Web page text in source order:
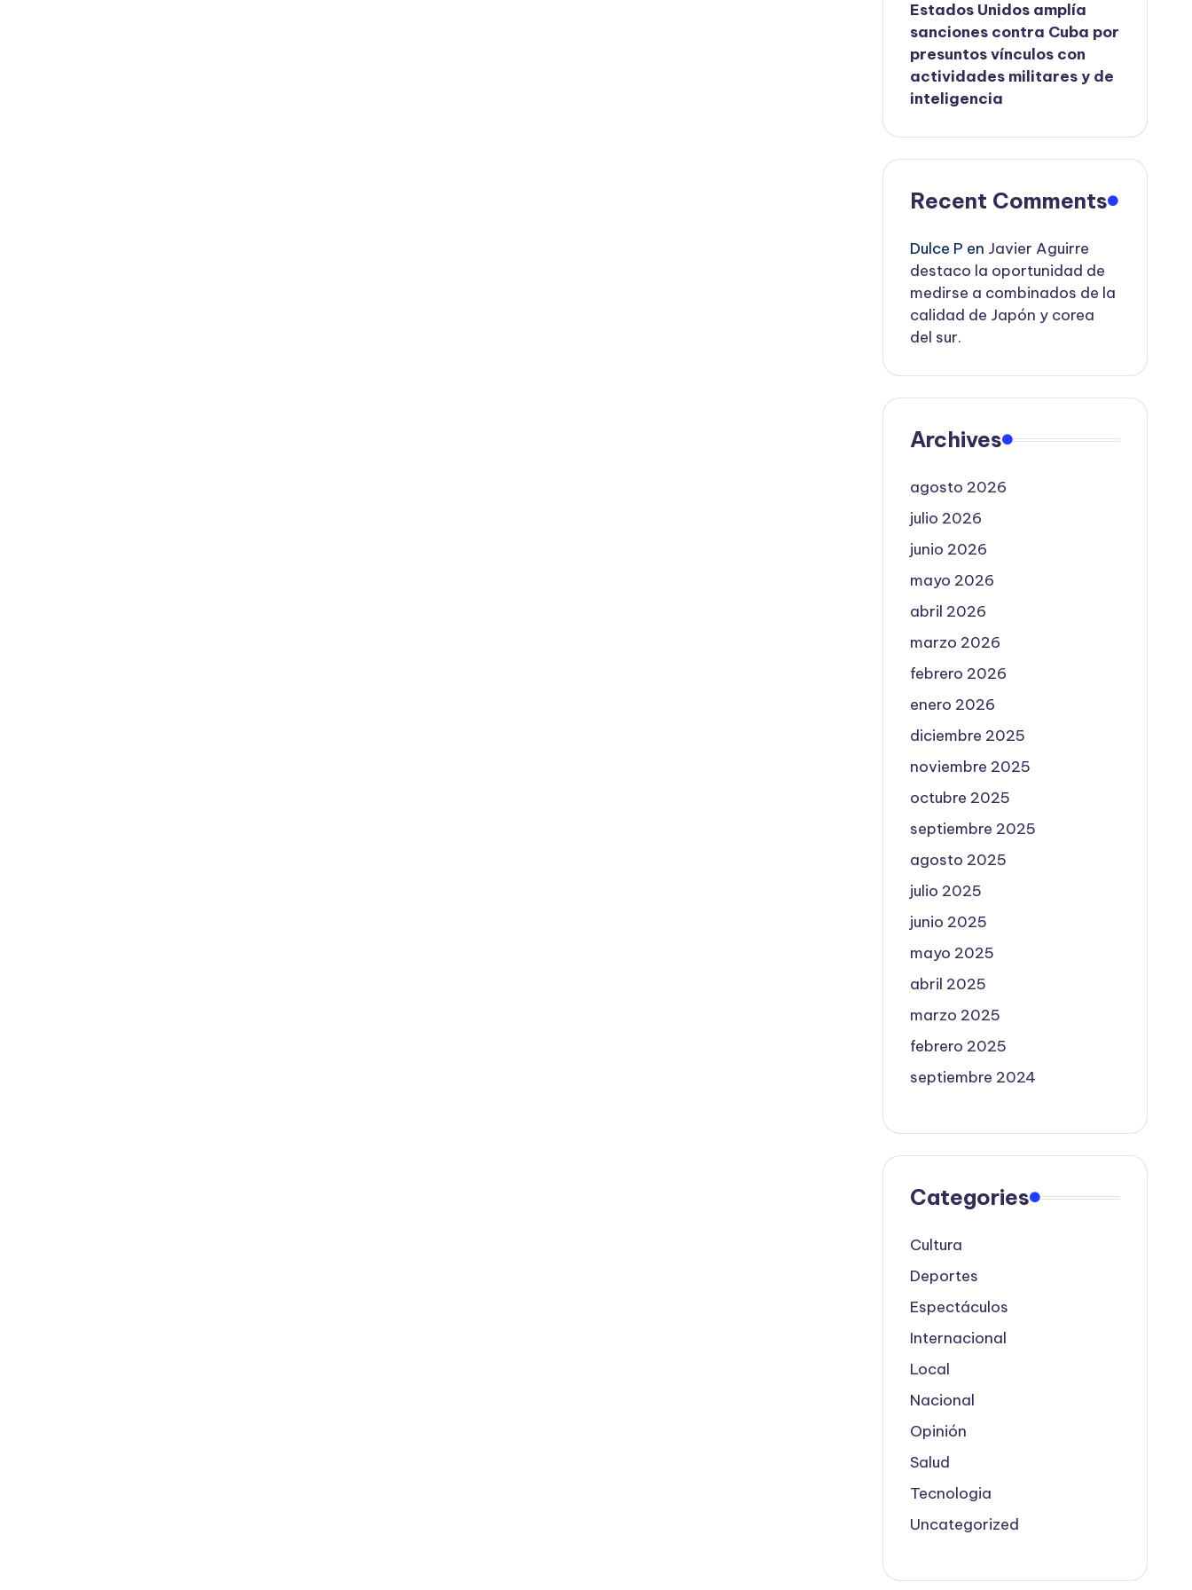
Estados Unidos amplía
sanciones contra Cuba por
presuntos vínculos con
actividades militares y de
inteligencia
Recent Comments
Dulce P en Javier Aguirre
destaco la oportunidad de
medirse a combinados de la
calidad de Japón y corea
del sur.
Archives
agosto 2026
julio 2026
junio 2026
mayo 2026
abril 2026
marzo 2026
febrero 2026
enero 2026
diciembre 2025
noviembre 2025
octubre 2025
septiembre 2025
agosto 2025
julio 2025
junio 2025
mayo 2025
abril 2025
marzo 2025
febrero 2025
septiembre 2024
Categories
Cultura
Deportes
Espectáculos
Internacional
Local
Nacional
Opinión
Salud
Tecnologia
Uncategorized